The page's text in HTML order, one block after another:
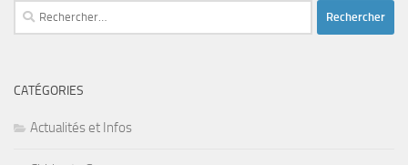
Rechercher :
CATÉGORIES
Actualités et Infos